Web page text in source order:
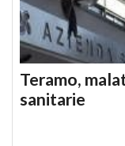
Teramo,
sanitarie